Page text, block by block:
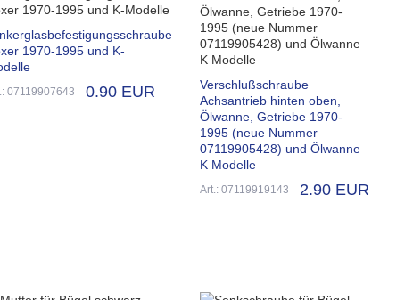
1970-1995 und K-
07119907643 0.90 EUR
Verschlußschraube
Achsantrieb hinten oben,
Ölwanne, Getriebe 1970-
1995 (neue Nummer
07119905428) und Ölwanne
K Modelle
Art.: 07119919143 2.90 EUR